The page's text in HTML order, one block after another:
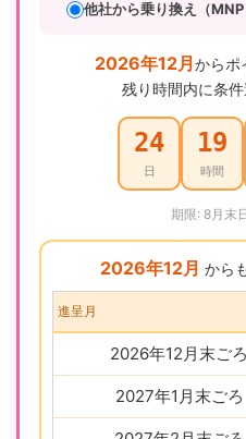
他社から乗り換え（MNP
2026年12月 からポ
残り時間内に条
24
日
19
時間
期限: 8月末
2026年12月 から
進呈月
2026年12月末ごろ
2027年1月末ごろ